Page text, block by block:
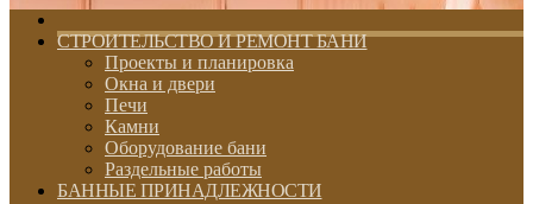
СТРОИТЕЛЬСТВО И РЕМОНТ БАНИ
Проекты и планировка
Окна и двери
Печи
Камни
Оборудование бани
Раздельные работы
БАННЫЕ ПРИНАДЛЕЖНОСТИ